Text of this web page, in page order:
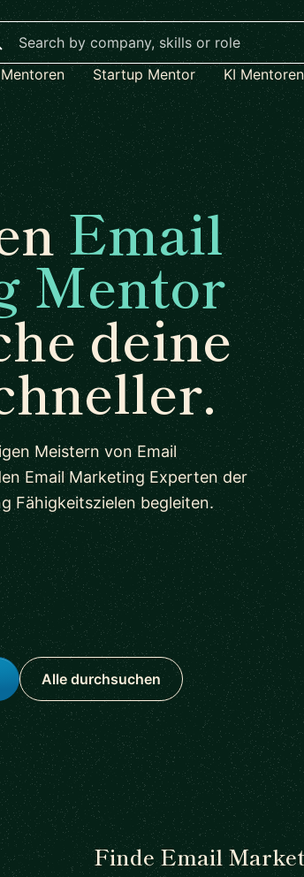
Startup Mentor KI Mentoren
Email
Mentor
deine
Meistern von Email
Email Marketing Experten der
Fähigkeitszielen begleiten.
Alle durchsuchen
Finde Email